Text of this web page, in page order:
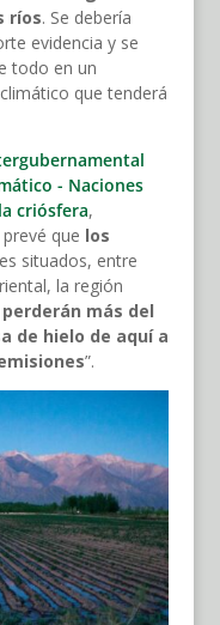
ríos. Se debería
evidencia y se
todo en un
que tenderá
- Naciones
criósfera,
que los
situados, entre
la región
perderán más del
de hielo de aquí a
”.